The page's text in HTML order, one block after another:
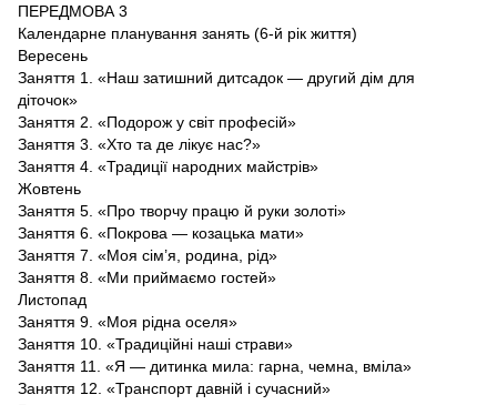
ПЕРЕДМОВА 3
Календарне планування занять (6-й рік життя)
Вересень
Заняття 1. «Наш затишний дитсадок — другий дім для
діточок»
Заняття 2. «Подорож у світ професій»
Заняття 3. «Хто та де лікує нас?»
Заняття 4. «Традиції народних майстрів»
Жовтень
Заняття 5. «Про творчу працю й руки золоті»
Заняття 6. «Покрова — козацька мати»
Заняття 7. «Моя сім’я, родина, рід»
Заняття 8. «Ми приймаємо гостей»
Листопад
Заняття 9. «Моя рідна оселя»
Заняття 10. «Традиційні наші страви»
Заняття 11. «Я — дитинка мила: гарна, чемна, вміла»
Заняття 12. «Транспорт давній і сучасний»